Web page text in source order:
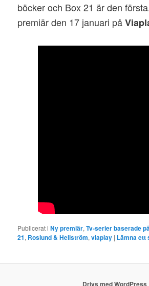
böcker och Box 21 är den
premiär den 17 januari på
Publicerat i Ny premiär,Tv-serier baserade
21, Roslund & Hellström,viaplay | Lämna ett
Drivs med WordPress